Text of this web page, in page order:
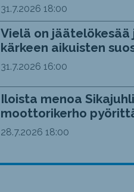
31.7.2026 18:00
Vielä on jäätelökesää
kärkeen aikuisten
31.7.2026 16:00
Iloista menoa
moottorikerho
28.7.2026 18:00